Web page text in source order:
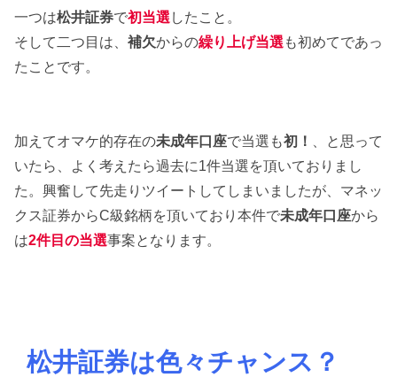
一つは松井証券で初当選 したこと。
そして二つ目は、 補欠からの繰り上げ当選 も初めてであっ
たことです。
加えてオマケ的存在の未成年口座で当選も初！
、と思って
いたら、よく考えたら過去に1件当選を頂いておりまし
た。興奮して先走りツイートしてしまいましたが、マネッ
クス証券からC級銘柄を頂いており本件で未成年口座から
は2件目の当選事案となります。
松井証券は色々チャンス？